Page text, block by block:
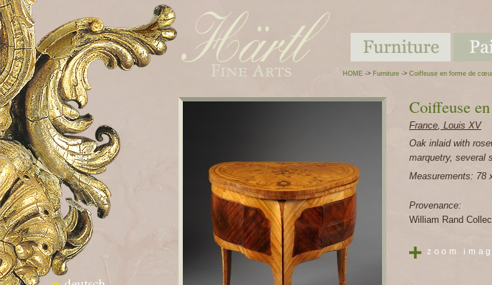
HOME -> Furniture -> Coiffeuse en forme de
Coiffeuse
France, Louis XV
Oak inlaid with
marquetry, several
Measurements: 78
Provenance:
William Rand
zoom